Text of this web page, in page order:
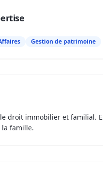
Gestion de patrimoine
droit immobilier et familial.
la famille.